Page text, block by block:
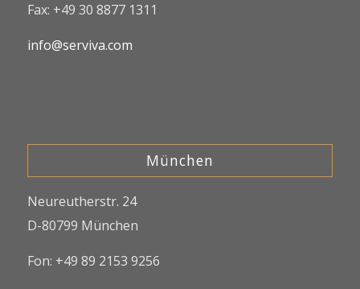
Fax: +49 30 8877 1311
info@serviva.com
München
Neureutherstr. 24
D-80799 München
Fon: +49 89 2153 9256